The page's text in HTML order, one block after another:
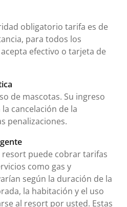
obligatorio tarifa es de
para todos los
efectivo o tarjeta de
de mascotas. Su ingreso
cancelación de la
penalizaciones.
resort puede cobrar tarifas
como gas y
según la duración de la
la habitación y el uso
al resort por usted. Estas